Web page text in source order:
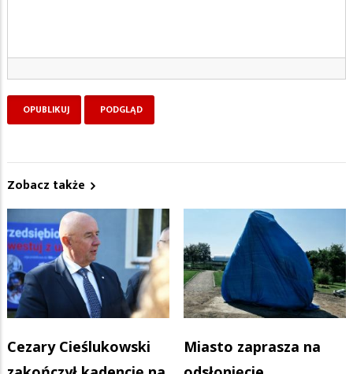
Zobacz także
Cezary Cieślukowski
Miasto zaprasza na